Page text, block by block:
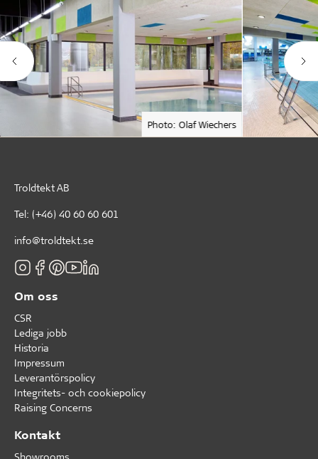
Photo: Olaf Wiechers
Troldtekt AB
Tel: (+46) 40 60 60 601
info@troldtekt.se
Om oss
CSR
Lediga jobb
Historia
Impressum
Leverantörspolicy
Integritets- och cookiepolicy
Raising Concerns
Kontakt
Showrooms